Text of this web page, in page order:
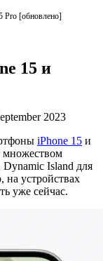
Pro [обновлено]
15 и
2023
iPhone 15 и
множеством
Island для
на устройствах
уже сейчас.